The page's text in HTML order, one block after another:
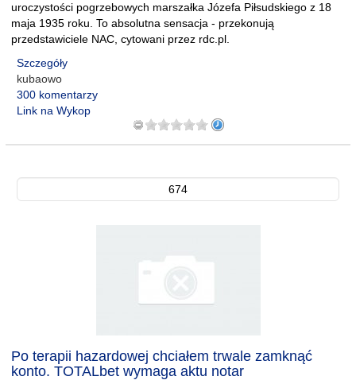
uroczystości pogrzebowych marszałka Józefa Piłsudskiego z 18
maja 1935 roku. To absolutna sensacja - przekonują
przedstawiciele NAC, cytowani przez rdc.pl.
Szczegóły
kubaowo
300 komentarzy
Link na Wykop
674
Po terapii hazardowej chciałem trwale zamknąć
konto. TOTALbet wymaga aktu notar